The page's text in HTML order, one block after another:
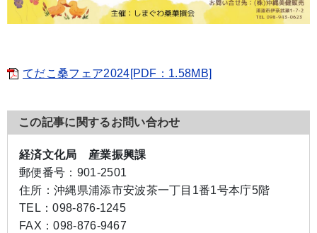
てだこ桑フェア2024[PDF：1.58MB]
この記事に関するお問い合わせ
経済文化局 産業振興課
郵便番号： 901-2501
住所： 沖縄県浦添市安波茶一丁目1番1号本庁5階
TEL：098-876-1245
FAX：098-876-9467